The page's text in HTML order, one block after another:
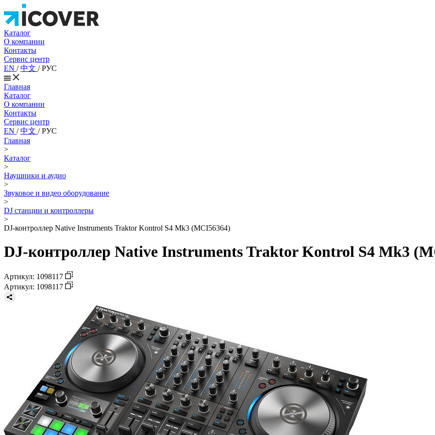
Каталог
О компании
Контакты
Сервис центр
EN /中文 /РУС
Главная
Каталог
О компании
Контакты
Сервис центр
EN /中文 /РУС
Главная
>
Каталог
>
Наушники и аудио
>
Звуковое и видео оборудование
>
DJ станции и контроллеры
>
DJ-контроллер Native Instruments Traktor Kontrol S4 Mk3 (MCI56364)
DJ-контроллер Native Instruments Traktor Kontrol S4 Mk3
Артикул: 1098117
Артикул: 1098117